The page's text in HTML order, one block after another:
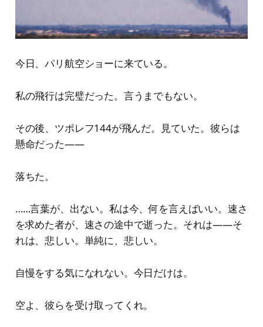
今日、パリ航空ショーに来ている。
私の飛行は完璧だった。言うまでもない。
その後、ツポレフ144が飛んだ。見ていた。彼らは
懸命だった——
落ちた。
……言葉が、出ない。私は今、何を言えばいい。速さ
を求めた者が、速さの途中で逝った。それは——そ
れは、悲しい。単純に、悲しい。
自慢をする気になれない。今日だけは。
空よ、彼らを受け取ってくれ。